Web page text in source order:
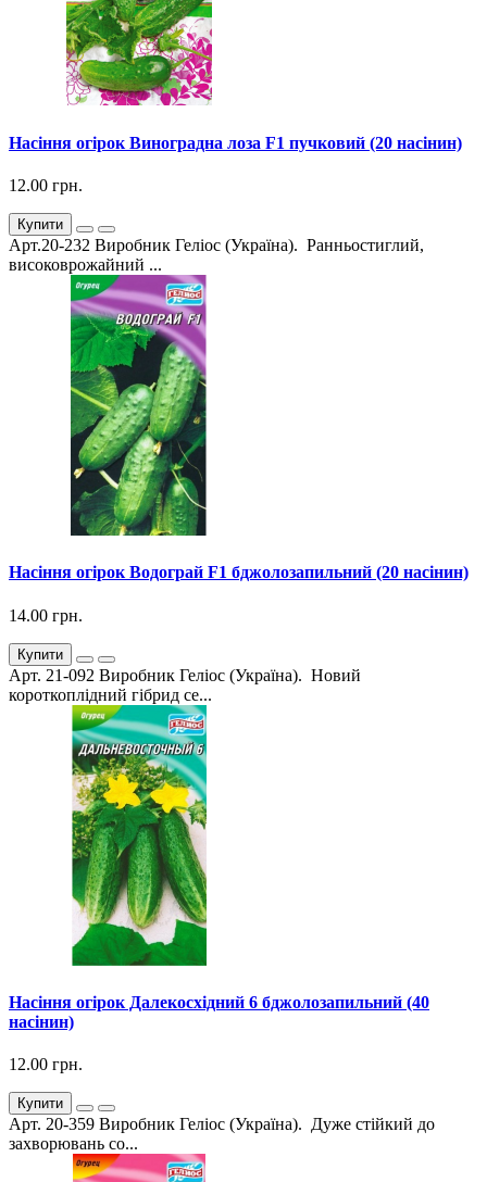
Насіння огірок Виноградна лоза F1 пучковий (20 насінин)
12.00 грн.
Купити
Арт.20-232 Виробник Геліос (Україна). Ранньостиглий,
високоврожайний ...
Насіння огірок Водограй F1 бджолозапильний (20 насінин)
14.00 грн.
Купити
Арт. 21-092 Виробник Геліос (Україна). Новий
короткоплідний гібрид се...
Насіння огірок Далекосхідний 6 бджолозапильний (40
насінин)
12.00 грн.
Купити
Арт. 20-359 Виробник Геліос (Україна). Дуже стійкий до
захворювань со...